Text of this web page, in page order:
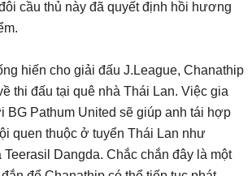
cầu thủ này đã quyết định hồi hương
hiến cho giải đấu J.League, Chanathip
thi đấu tại quê nhà Thái Lan. Việc gia
BG Pathum United sẽ giúp anh tái hợp
quen thuộc ở tuyển Thái Lan như
Teerasil Dangda. Chắc chắn đây là một